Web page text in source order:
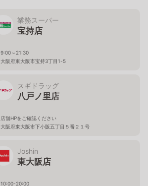
業務スーパー
宝持店
9:00～21:30
大阪府東大阪市宝持3丁目1-5
スギドラッグ
八戸ノ里店
店舗HPをご確認ください
大阪府東大阪市下小阪五丁目５番２１号
Joshin
東大阪店
10:00-20:00